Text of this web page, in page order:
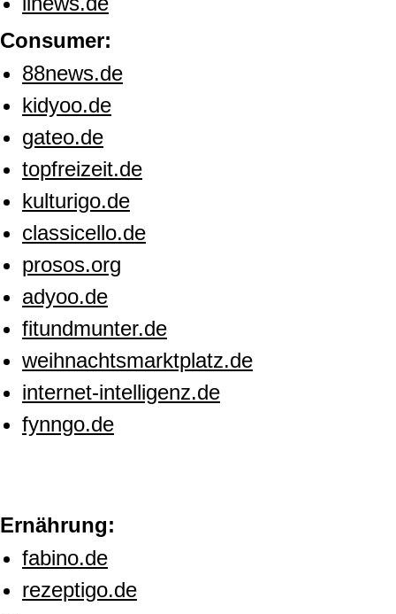
Consumer:
88news.de
kidyoo.de
gateo.de
topfreizeit.de
kulturigo.de
classicello.de
prosos.org
adyoo.de
fitundmunter.de
weihnachtsmarktplatz.de
internet-intelligenz.de
fynngo.de
Ernährung:
fabino.de
rezeptigo.de